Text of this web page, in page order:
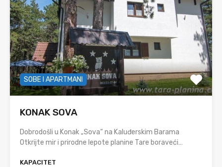
SOBE I APARTMANI
KONAK SOVA
Dobrodošli u Konak „Sova“ na Kaluđerskim Barama
Otkrijte mir i prirodne lepote planine Tare boraveći…
KAPACITET